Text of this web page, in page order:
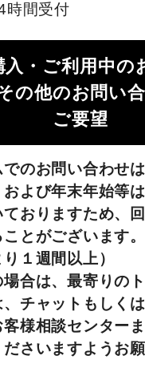
時間受付
入・ご利用中の
の他のお問い
ご要望​
のお問い合わせは
よび年末年始等
ておりますため、
ことがございます
１週間以上）
場合は、最寄りの
、チャットもしく
様相談センター
さいますようお